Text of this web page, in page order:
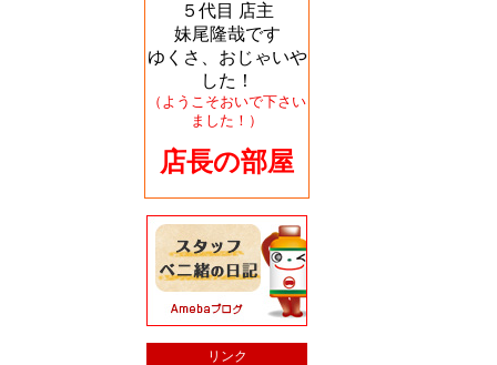
５代目 店主
妹尾隆哉です
ゆくさ、おじゃいや
した！
（ようこそおいで下さい
ました！）
店長の部屋
リンク